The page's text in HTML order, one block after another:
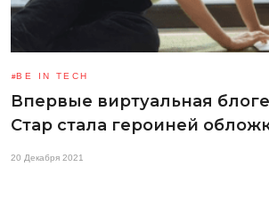
BE IN TECH
Впервые виртуальная
Стар стала героиней
20 Декабря 2021